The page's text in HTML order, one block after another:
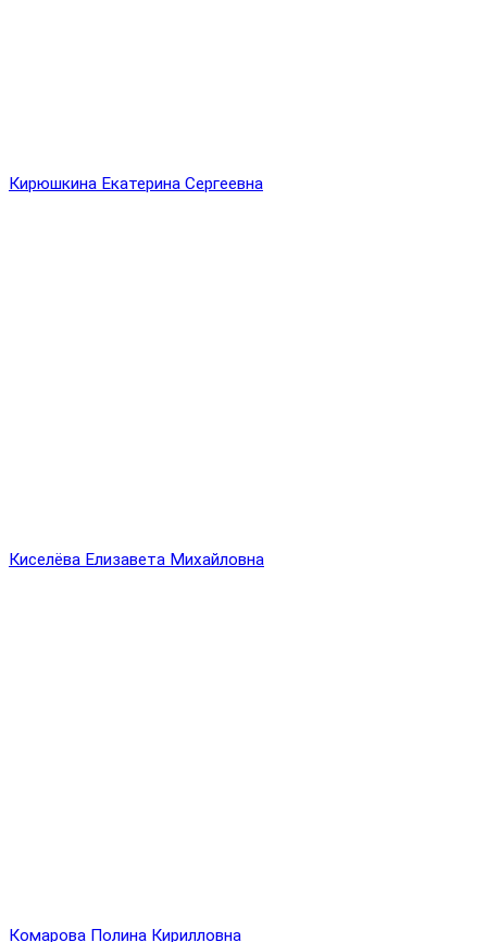
Кирюшкина Екатерина Сергеевна
Киселёва Елизавета Михайловна
Комарова Полина Кирилловна